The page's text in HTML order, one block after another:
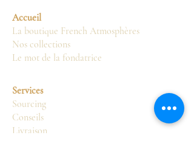
Accueil
La boutique French Atmosphères
Nos collections
Le mot de la fondatrice
Services
Sourcing
Conseils
Livraison